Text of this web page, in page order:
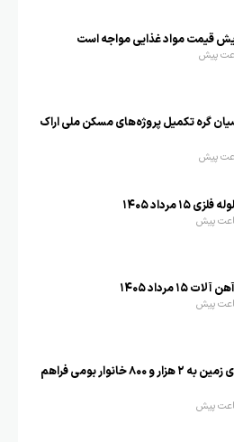
قیمت مواد غذایی مواجه است
گره تکمیل پروژه‌های مسکن ملی اراک
۱۵ مرداد ۱۴۰۵
۱۵ مرداد ۱۴۰۵
زمینه واگذاری زمین به ۲ هزار و ۸۰۰ خانوار بومی فراهم